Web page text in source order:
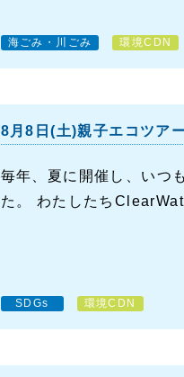
海ごみ・川ごみ 環境CDN
8月8日(土)親子エコツア
毎年、夏に開催し、いつ
た。 わたしたち
SDGs 環境CDN